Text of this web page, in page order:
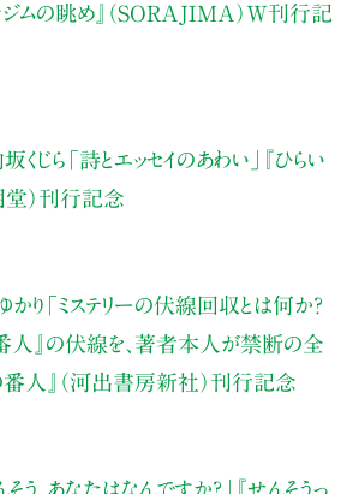
ジムの眺め』（SORAJIMA）W刊行記
くじら 「詩とエッセイのあわい」
『ひらい
堂）刊行記念
り 「ミステリーの伏線回収とは何か？
』の伏線を、著者本人が禁断の全
番人』（河出書房新社）刊行記念
そう、あなたはなんですか？」 『せんそうっ